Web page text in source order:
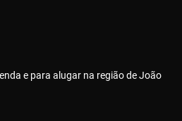
e para alugar na região de João